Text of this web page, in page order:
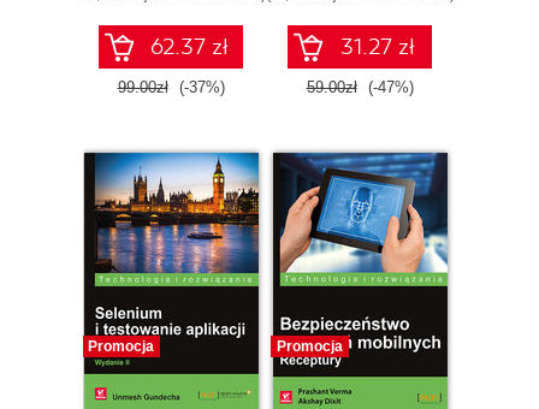
62.37 zł
99.00zł (-37%)
31.27 zł
59.00zł (-47%)
Promocja Promocja